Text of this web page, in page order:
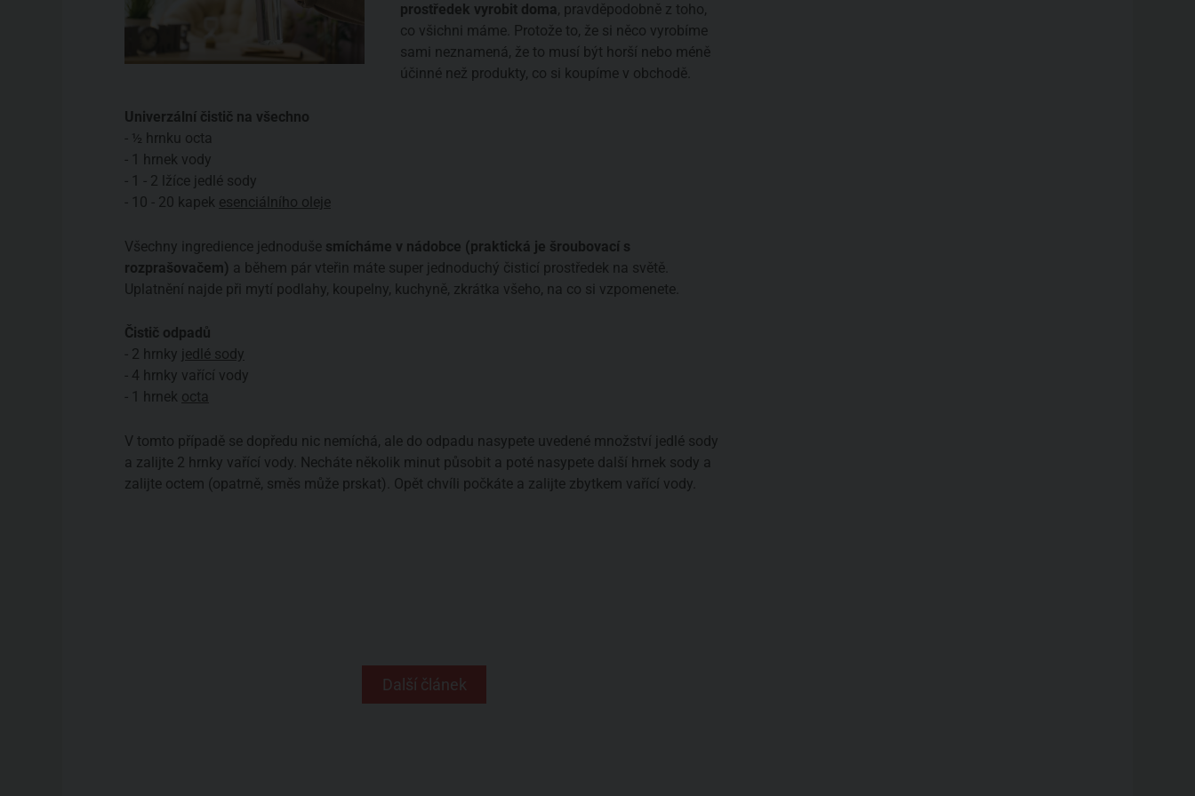
prostředek vyrobit doma, pravděpodobně z toho,
co všichni máme. Protože to, že si něco vyrobíme
sami neznamená, že to musí být horší nebo méně
účinné než produkty, co si koupíme v obchodě.
Univerzální čistič na všechno
- ½ hrnku octa
- 1 hrnek vody
- 1 - 2 lžíce jedlé sody
- 10 - 20 kapek esenciálního oleje
Všechny ingredience jednoduše smícháme v nádobce (praktická je šroubovací s
rozprašovačem) a během pár vteřin máte super jednoduchý čisticí prostředek na světě.
Uplatnění najde při mytí podlahy, koupelny, kuchyně, zkrátka všeho, na co si vzpomenete.
Čistič odpadů
- 2 hrnky jedlé sody
- 4 hrnky vařící vody
- 1 hrnek octa
V tomto případě se dopředu nic nemíchá, ale do odpadu nasypete uvedené množství jedlé sody
a zalijte 2 hrnky vařící vody. Necháte několik minut působit a poté nasypete další hrnek sody a
zalijte octem (opatrně, směs může prskat). Opět chvíli počkáte a zalijte zbytkem vařící vody.
Další článek